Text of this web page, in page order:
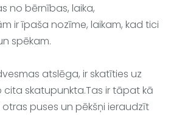
no bērnības, laika,
ir īpaša nozīme, laikam, kad tici
spēkam.
atslēga, ir skatīties uz
skatupunkta.Tas ir tāpat kā
puses un pēkšņi ieraudzīt